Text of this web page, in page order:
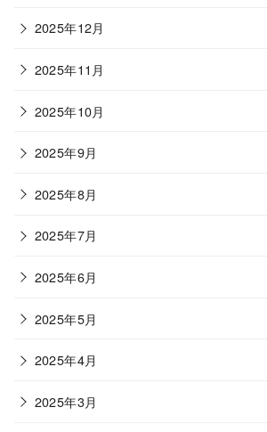
2025年12月
2025年11月
2025年10月
2025年9月
2025年8月
2025年7月
2025年6月
2025年5月
2025年4月
2025年3月